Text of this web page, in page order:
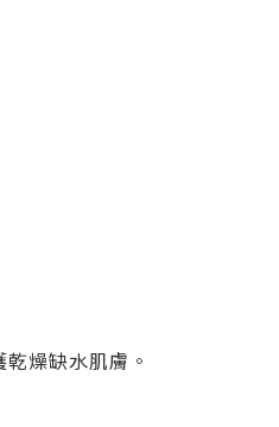
燥缺水肌膚。